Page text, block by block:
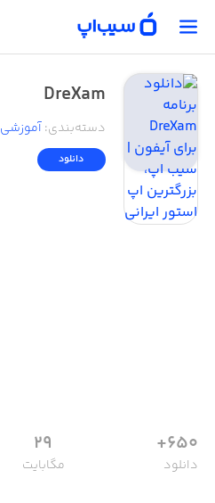
DreXam
دسته‌بندی: آموزشی
دانلود
650+
دانلود
29
مگابایت